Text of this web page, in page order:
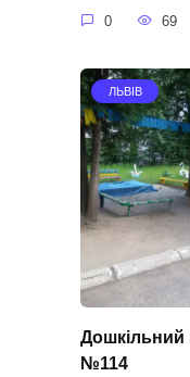
0 69
ЛЬВІВ
Дошкільний
№114